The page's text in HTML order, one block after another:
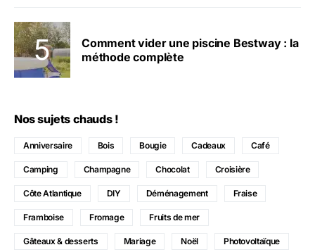
Comment vider une piscine Bestway : la
méthode complète
Nos sujets chauds !
Anniversaire Bois Bougie Cadeaux Café
Camping Champagne Chocolat Croisière
Côte Atlantique DIY Déménagement Fraise
Framboise Fromage Fruits de mer
Gâteaux & desserts Mariage Noël Photovoltaïque